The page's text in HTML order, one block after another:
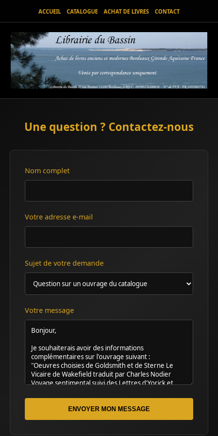
ACCUEIL CATALOGUE ACHAT DE LIVRES CONTACT
Une question ? Contactez-nous
Nom complet
Votre adresse e-mail
Sujet de votre demande
Votre message
ENVOYER MON MESSAGE